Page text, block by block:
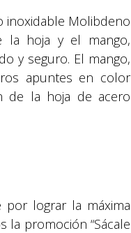
inoxidable Molibdeno
la hoja y el mango,
y seguro. El mango,
apuntes en color
de la hoja de acero
por lograr la máxima
promoción “Sácale